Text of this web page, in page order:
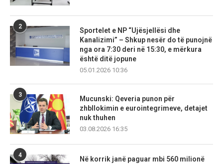
2
Sportelet e NP “Ujësjellësi dhe
Kanalizimi” – Shkup nesër do të punojnë
nga ora 7:30 deri në 15:30, e mërkura
është ditë jopune
05.01.2026 10:36
3
Mucunski: Qeveria punon për
zhbllokimin e eurointegrimeve, detajet
nuk thuhen
03.08.2026 16:35
4
Në korrik janë paguar mbi 560 milionë